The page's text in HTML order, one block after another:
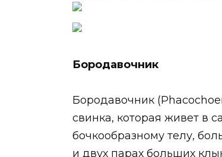
Бородавочник
Бородавочник
свинка, которая живет в
бочкообразному телу,
и двух парах больших